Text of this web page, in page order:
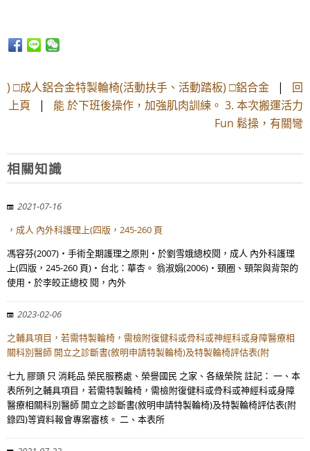
) □成人鋁合金特製輪椅(活動扶手、活動踏板) □鋁合金 | 回
上頁 | 能 於下班後操作，加強肌肉訓練。 3. 本次搬運活力
Fun 鬆操，有關彎
相關知識
2021-07-16
，成人 內外科護理上(四版，245-260 頁
馮容芬(2007)‧手術全期護理之原則‧於劉雪娥總校閱，成人 內外科護理
上(四版，245-260 頁)‧台北：華杏。 翁淑娟(2006)‧頸圈、頸架與背架的
使用‧於李皎正總校 閱，內外
2023-02-06
之輔具項目，若需特製輪椅，需檢附復健科或骨科或神經科或身障醫療相
關科別醫師 開立之診斷書(敘明申請特製輪椅)及特製輪椅評估表(附
七九 膠頭 只 消耗品 榮民服務處、榮譽國民 之家、各級榮院 註記： 一、本
表所列之輔具項目，若需特製輪椅，需檢附復健科或骨科或神經科或身障
醫療相關科別醫師 開立之診斷書(敘明申請特製輪椅)及特製輪椅評估表(附
錄四)等資料報會專案審核。 二、本表所